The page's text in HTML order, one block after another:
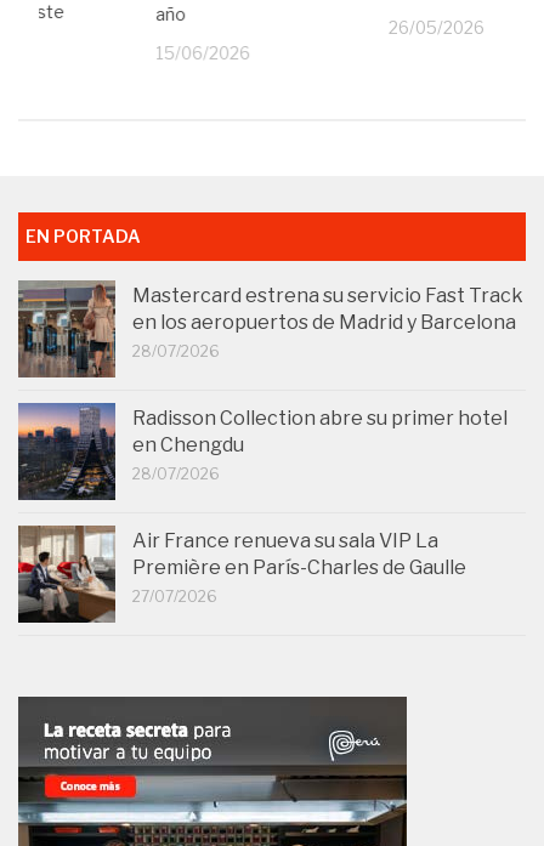
año
15/06/2026
26/05/2026
este
EN PORTADA
Mastercard estrena su servicio Fast Track
en los aeropuertos de Madrid y Barcelona
28/07/2026
Radisson Collection abre su primer hotel
en Chengdu
28/07/2026
Air France renueva su sala VIP La
Première en París-Charles de Gaulle
27/07/2026